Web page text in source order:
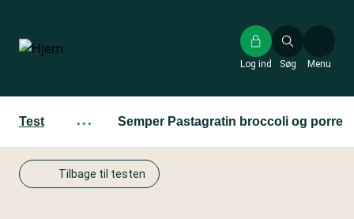
hovedindhold
Søg
Log ind Menu
Test ··· Semper Pastagratin broccoli og porre
Tilbage til testen